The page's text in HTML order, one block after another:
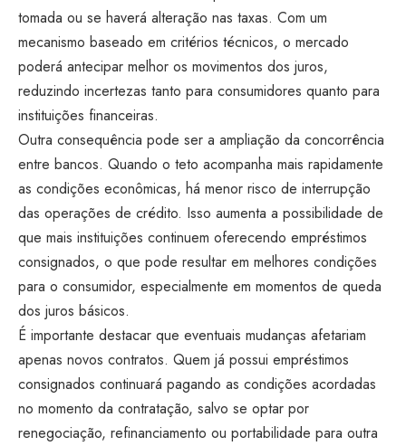
tomada ou se haverá alteração nas taxas. Com um
mecanismo baseado em critérios técnicos, o mercado
poderá antecipar melhor os movimentos dos juros,
reduzindo incertezas tanto para consumidores quanto para
instituições financeiras.
Outra consequência pode ser a ampliação da concorrência
entre bancos. Quando o teto acompanha mais rapidamente
as condições econômicas, há menor risco de interrupção
das operações de crédito. Isso aumenta a possibilidade de
que mais instituições continuem oferecendo empréstimos
consignados, o que pode resultar em melhores condições
para o consumidor, especialmente em momentos de queda
dos juros básicos.
É importante destacar que eventuais mudanças afetariam
apenas novos contratos. Quem já possui empréstimos
consignados continuará pagando as condições acordadas
no momento da contratação, salvo se optar por
renegociação, refinanciamento ou portabilidade para outra